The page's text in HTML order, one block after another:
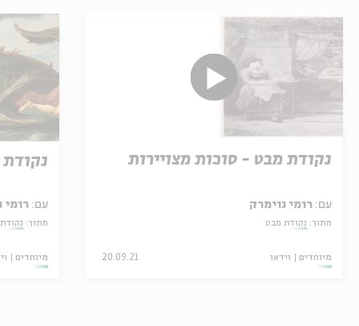
נקודת מבט - סוכות מצויירות
עם: רומי נוימרק
מתוך: נקודת מבט
מיוחדים וידאו 20.09.21
עם: רומי
מתוך:
מיוחדים